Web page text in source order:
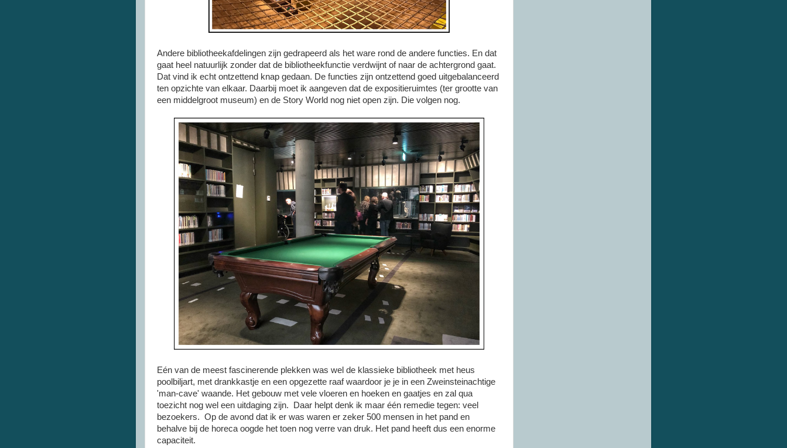
Andere bibliotheekafdelingen zijn gedrapeerd als het ware rond de andere functies. En dat
gaat heel natuurlijk zonder dat de bibliotheekfunctie verdwijnt of naar de achtergrond gaat.
Dat vind ik echt ontzettend knap gedaan. De functies zijn ontzettend goed uitgebalanceerd
ten opzichte van elkaar. Daarbij moet ik aangeven dat de expositieruimtes (ter grootte van
een middelgroot museum) en de Story World nog niet open zijn. Die volgen nog.
Eén van de meest fascinerende plekken was wel de klassieke bibliotheek met heus
poolbiljart, met drankkastje en een opgezette raaf waardoor je je in een Zweinsteinachtige
'man-cave' waande. Het gebouw met vele vloeren en hoeken en gaatjes en zal qua
toezicht nog wel een uitdaging zijn. Daar helpt denk ik maar één remedie tegen: veel
bezoekers. Op de avond dat ik er was waren er zeker 500 mensen in het pand en
behalve bij de horeca oogde het toen nog verre van druk. Het pand heeft dus een enorme
capaciteit.